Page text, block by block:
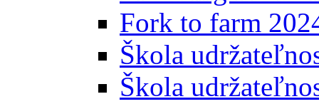
Fork to farm
Škola
Škola